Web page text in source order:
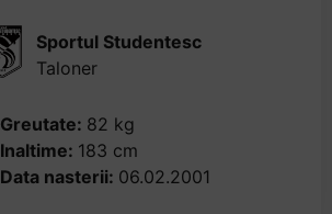
Sportul Studentesc
Taloner
Greutate: 82 kg
Inaltime: 183 cm
Data nasterii: 06.02.2001